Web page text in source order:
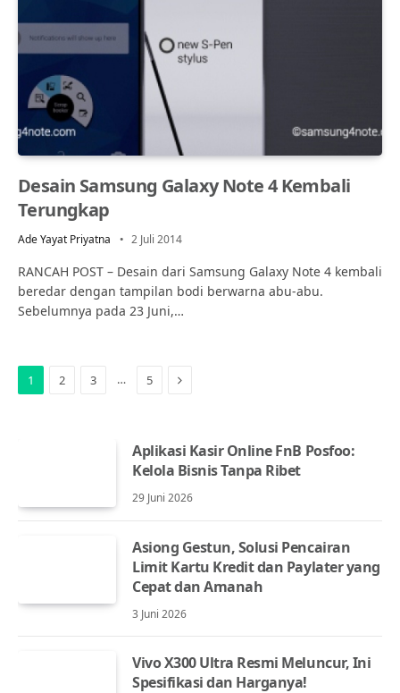
Desain Samsung Galaxy Note 4 Kembali
Terungkap
Ade Yayat Priyatna 2 Juli 2014
RANCAH POST – Desain dari Samsung Galaxy Note 4 kembali
beredar dengan tampilan bodi berwarna abu-abu.
Sebelumnya pada 23 Juni,…
1 2 3 … 5 Next
Aplikasi Kasir Online FnB Posfoo:
Kelola Bisnis Tanpa Ribet
29 Juni 2026
Asiong Gestun, Solusi Pencairan
Limit Kartu Kredit dan Paylater yang
Cepat dan Amanah
3 Juni 2026
Vivo X300 Ultra Resmi Meluncur, Ini
Spesifikasi dan Harganya!